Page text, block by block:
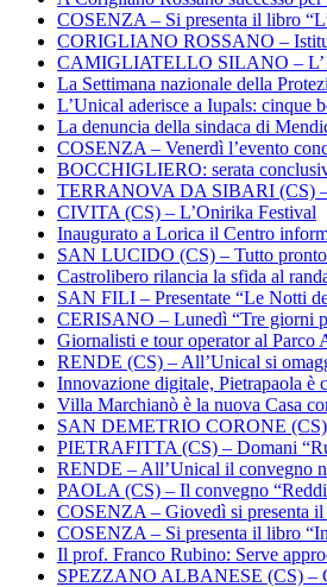
COSENZA – Si presenta il libro
CORIGLIANO ROSSANO –
CAMIGLIATELLO SILANO –
La Settimana nazionale della
L’Unical aderisce a Iupals: cinque
La denuncia della sindaca di
COSENZA – Venerdì l’evento
BOCCHIGLIERO: serata
TERRANOVA DA SIBARI (CS) –
CIVITA (CS) – L’Onirika Festival
Inaugurato a Lorica il Centro
SAN LUCIDO (CS) – Tutto
Castrolibero rilancia la sfida al
SAN FILI – Presentate “Le Notti
CERISANO – Lunedì “Tre giorni
Giornalisti e tour operator al
RENDE (CS) – All’Unical si
Innovazione digitale, Pietrapaola è
Villa Marchianò è la nuova Casa
SAN DEMETRIO CORONE (CS)
PIETRAFITTA (CS) – Domani
RENDE – All’Unical il convegno
PAOLA (CS) – Il convegno
COSENZA – Giovedì si presenta
COSENZA – Si presenta il libro
Il prof. Franco Rubino: Serve
SPEZZANO ALBANESE (CS) –